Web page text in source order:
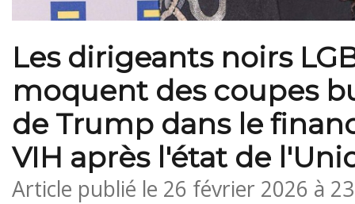
Les dirigeants noirs
moquent des coupes
de Trump dans le
VIH après l'état de
Article publié le 26 février 2026 à